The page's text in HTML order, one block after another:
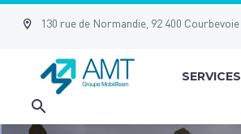

 130 rue de Normandie, 92 400 Courbevoie
SERVICES